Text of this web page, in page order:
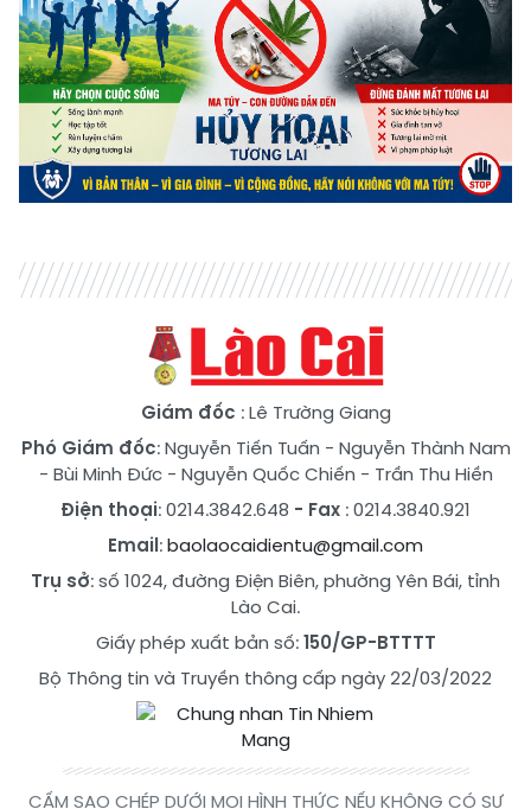
Giám đốc : Lê Trường Giang
Phó Giám đốc:Nguyễn Tiến Tuấn - Nguyễn Thành Nam
- Bùi Minh Đức- Nguyễn Quốc Chiến - Trần Thu Hiền
Điện thoại: 0214.3842.648 - Fax : 0214.3840.921
Email:baolaocaidientu@gmail.com
Trụ sở: số 1024, đường Điện Biên, phường Yên Bái, tỉnh
Lào Cai.
Giấy phép xuất bản số:150/GP-BTTTT
Bộ Thông tin và Truyền thông cấp ngày 22/03/2022
CẤM SAO CHÉP DƯỚI MỌI HÌNH THỨC NẾU KHÔNG CÓ SỰ